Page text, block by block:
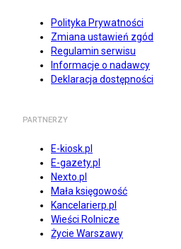
Polityka Prywatności
Zmiana ustawień zgód
Regulamin serwisu
Informacje o nadawcy
Deklaracja dostępności
PARTNERZY
E-kiosk.pl
E-gazety.pl
Nexto.pl
Mała księgowość
Kancelarierp.pl
Wieści Rolnicze
Życie Warszawy